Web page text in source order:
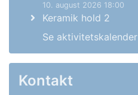
10. august 2026 18:00
Keramik hold 2
Se aktivitetskalender
Kontakt